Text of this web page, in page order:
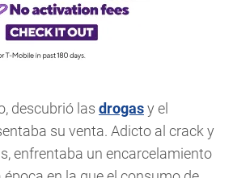
descubrió las drogasy el
su venta. Adicto al crack y
enfrentaba un encarcelamiento